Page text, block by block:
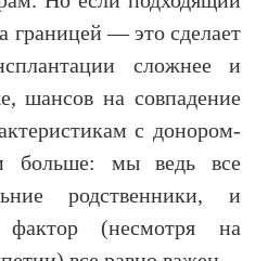
границей — это сделает
сложнее и
шансов на совпадение
с донором-
больше: мы ведь все
родственники, и
фактор (несмотря на